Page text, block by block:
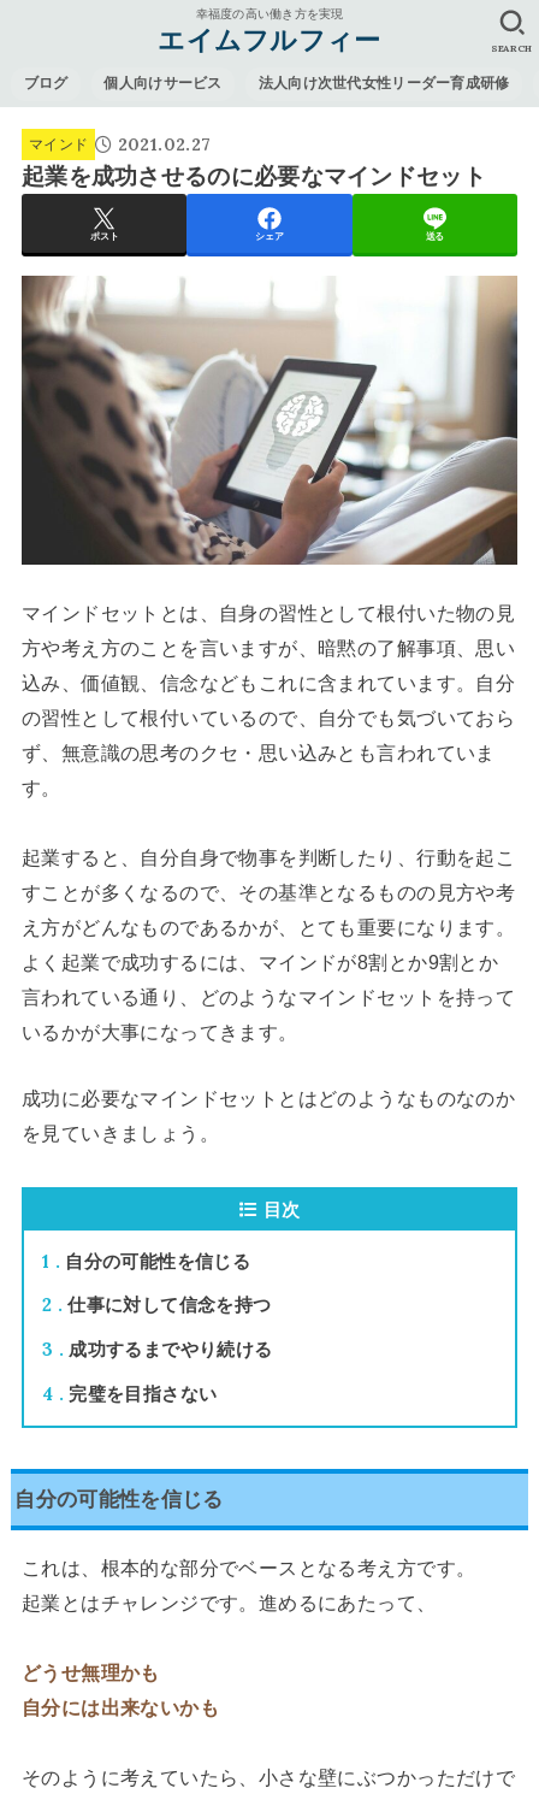
幸福度の高い働き方を実現
エイムフルフィー
ブログ 個人向けサービス 法人向け次世代女性リーダー育成研修
SEARCH
マインド 2021.02.27
起業を成功させるのに必要なマインドセット
ポスト シェア 送る
マインドセットとは、自身の習性として根付いた物の見
方や考え方のことを言いますが、暗黙の了解事項、思い
込み、価値観、信念などもこれに含まれています。自分
の習性として根付いているので、自分でも気づいておら
ず、無意識の思考のクセ・思い込みとも言われていま
す。
起業すると、自分自身で物事を判断したり、行動を起こ
すことが多くなるので、その基準となるものの見方や考
え方がどんなものであるかが、とても重要になります。
よく起業で成功するには、マインドが8割とか9割とか
言われている通り、どのようなマインドセットを持って
いるかが大事になってきます。
成功に必要なマインドセットとはどのようなものなのか
を見ていきましょう。
目次
1 自分の可能性を信じる
2 仕事に対して信念を持つ
3 成功するまでやり続ける
4 完璧を目指さない
自分の可能性を信じる
これは、根本的な部分でベースとなる考え方です。
起業とはチャレンジです。進めるにあたって、
どうせ無理かも
自分には出来ないかも
そのように考えていたら、小さな壁にぶつかっただけで